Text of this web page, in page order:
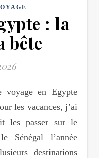
: la
bête
les vacances, j’ai
les passer sur le
Sénégal l’année
destinations